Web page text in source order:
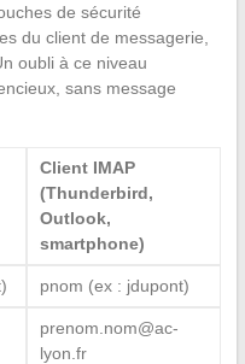
de sécurité
du client de messagerie,
oubli à ce niveau
sans message
Client IMAP
(Thunderbird,
Outlook,
smartphone)
pnom (ex : jdupont)
prenom.nom@ac-
lyon.fr